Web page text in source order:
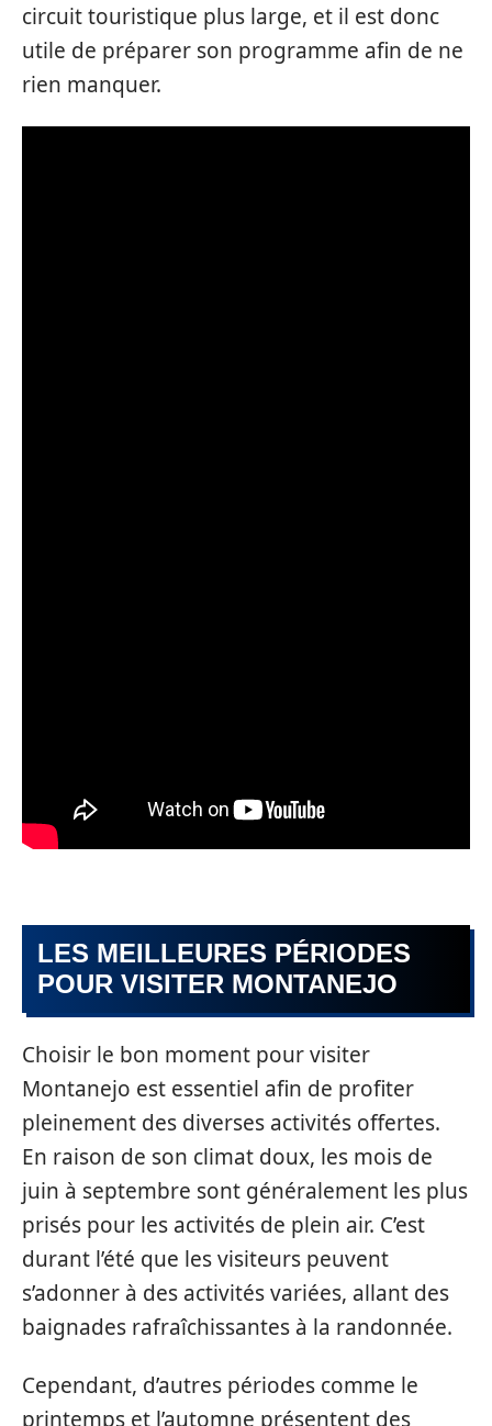
circuit touristique plus large, et il est donc
utile de préparer son programme afin de ne
rien manquer.
LES MEILLEURES PÉRIODES
POUR VISITER MONTANEJO
Choisir le bon moment pour visiter
Montanejo est essentiel afin de profiter
pleinement des diverses activités offertes.
En raison de son climat doux, les mois de
juin à septembre sont généralement les plus
prisés pour les activités de plein air. C’est
durant l’été que les visiteurs peuvent
s’adonner à des activités variées, allant des
baignades rafraîchissantes à la randonnée.
Cependant, d’autres périodes comme le
printemps et l’automne présentent des